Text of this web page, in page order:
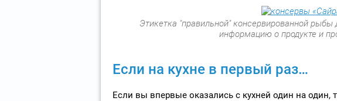
Этикетка "правильной" консервированной
информацию о продукте и
Если на кухне в первый раз…
Если вы впервые оказались с кухней один на один,